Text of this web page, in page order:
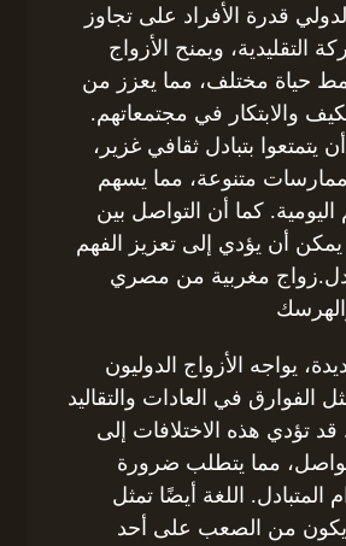
قدرة الأفراد على تجاوز
التقليدية، ويمنح الأزواج
حياة مختلف، مما يعزز من
والابتكار في مجتمعاتهم.
يتمتعوا بتبادل ثقافي غزير،
متنوعة، مما يسهم
اليومية. كما أن التواصل بين
أن يؤدي إلى تعزيز الفهم
مغربية من مصري
يواجه الأزواج الدوليون
الفوارق في العادات والتقاليد
قد تؤدي هذه الاختلافات إلى
مما يتطلب ضرورة
المتبادل. اللغة أيضًا تمثل
يكون من الصعب على أحد